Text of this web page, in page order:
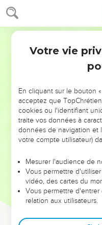
Apocalypse 17
elle-même un huitième roi
va à la perdition.
Les dix cornes que tu as
encore reçu de royaume,
régner pendant une heure
Ils ont une même
leur pouvoir à la bête.
Ils combattront contre
parce qu'il est le Seigneur
Ceux qui ont été appelés,
les vaincront aussi. »
prostituée est assise, ce
nations et des langues.
Les dix cornes que tu
prostituée ; elles la
mangeront sa chair et la
Votre vie
En cliquant sur le bouton
acceptez que
cookies ou l'identifiant
traite vos données à
données de navigation et
votre compte utilisateur)
Mesurer l'audience de
Vous permettre
vidéo, des cartes du
Vous permettre
relation aux utilisateurs.